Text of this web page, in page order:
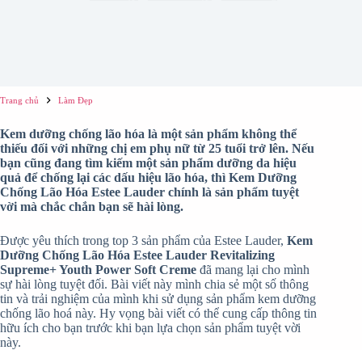
Trang chủ Làm Đẹp
Kem dưỡng chống lão hóa là một sản phẩm không thể
thiếu đối với những chị em phụ nữ từ 25 tuổi trở lên. Nếu
bạn cũng đang tìm kiếm một sản phẩm dưỡng da hiệu
quả để chống lại các dấu hiệu lão hóa, thì Kem Dưỡng
Chống Lão Hóa Estee Lauder chính là sản phẩm tuyệt
vời mà chắc chắn bạn sẽ hài lòng.
Được yêu thích trong top 3 sản phẩm của Estee Lauder, Kem
Dưỡng Chống Lão Hóa Estee Lauder Revitalizing
Supreme+ Youth Power Soft Creme đã mang lại cho mình
sự hài lòng tuyệt đối. Bài viết này mình chia sẻ một số thông
tin và trải nghiệm của mình khi sử dụng sản phẩm kem dưỡng
chống lão hoá này. Hy vọng bài viết có thể cung cấp thông tin
hữu ích cho bạn trước khi bạn lựa chọn sản phẩm tuyệt vời
này.